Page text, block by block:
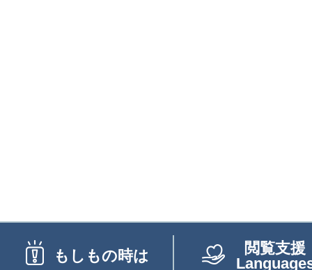
もしもの時は
閲覧支援